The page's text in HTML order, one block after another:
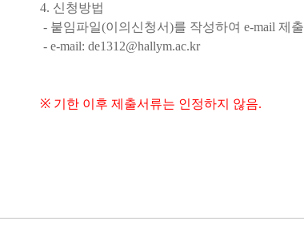
4. 신청방법
- 붙임파일(이의신청서)를 작성하여 e-mail 제출
- e-mail: de1312@hallym.ac.kr
※ 기한 이후 제출서류는 인정하지 않음.